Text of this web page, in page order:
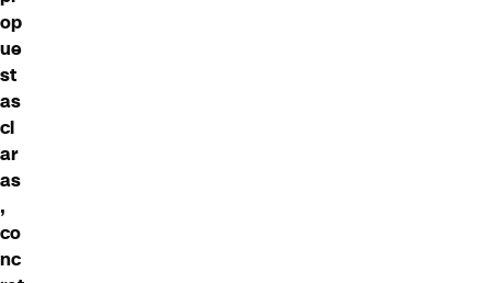
op
ue
st
as
cl
ar
as
,
co
nc